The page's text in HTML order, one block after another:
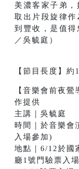
美濃客家子弟
取出片段旋律作
到豐收，是值得
／吳毓庭）
【節目長度】
【音樂會前夜
作提供
主講｜吳毓庭
時間｜於音樂會
入場參加)
地點｜6/12於國
廳1號門驗票入